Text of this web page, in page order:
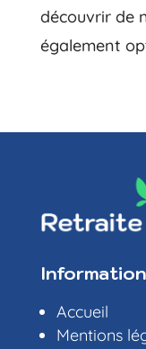
découvrir de
également
Accueil
Mentions